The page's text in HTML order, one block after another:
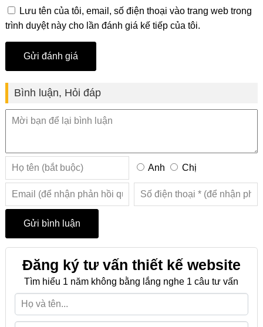
Lưu tên của tôi, email, số điện thoại vào trang web trong
trình duyệt này cho lần đánh giá kế tiếp của tôi.
Bình luận, Hỏi đáp
Anh Chị
Đăng ký tư vấn thiết kế website
Tìm hiểu 1 năm không bằng lắng nghe 1 câu tư vấn